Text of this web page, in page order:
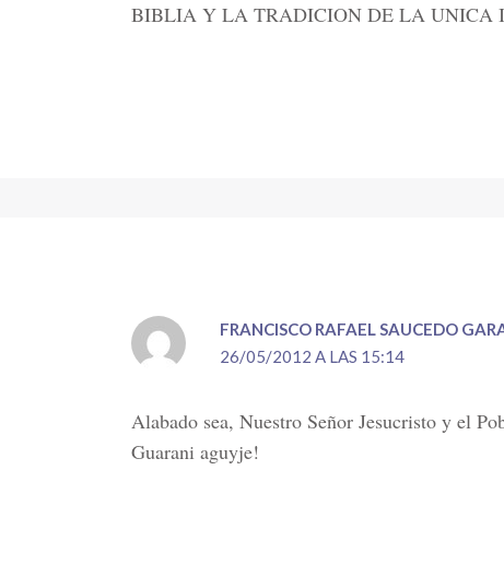
BIBLIA Y LA TRADICION DE LA UNICA
FRANCISCO RAFAEL SAUCEDO
26/05/2012 A LAS 15:14
Alabado sea, Nuestro Señor Jesucristo y el
Guarani aguyje!